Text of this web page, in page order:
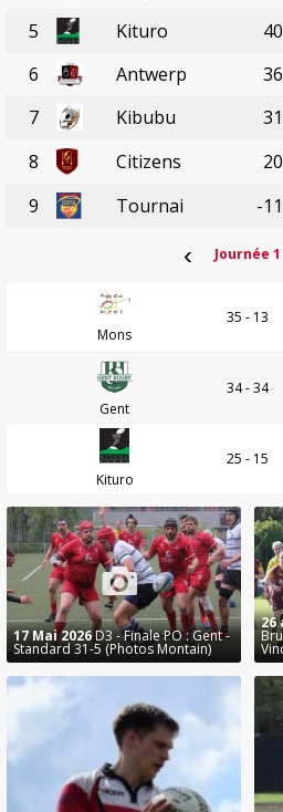
5
Kituro 40
6
Antwerp 36
7
Kibubu 31
8
Citizens 20
9
Tournai -11
‹ Journée 1
Mons
35 - 13
Gent
34 - 34
Kituro
25 - 15
17 Mai 2026D3 - Finale PO : Gent -
Standard 31-5 (Photos Montain)
26